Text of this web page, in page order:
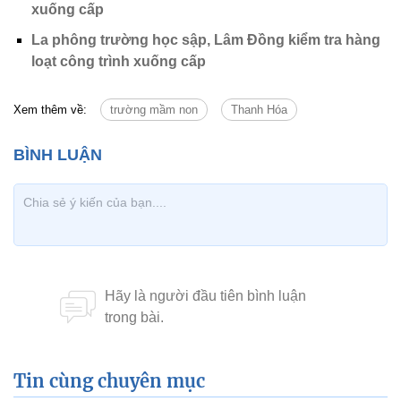
xuống cấp
La phông trường học sập, Lâm Đồng kiểm tra hàng
loạt công trình xuống cấp
Xem thêm về: trường mầm non Thanh Hóa
Tin cùng chuyên mục